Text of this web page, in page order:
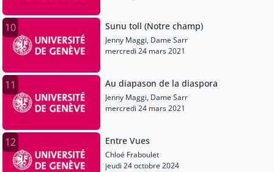
10 Sunu toll (Notre champ)
Jenny Maggi, Dame Sarr
mercredi 24 mars 2021
11 Au diapason de la diaspora
Jenny Maggi, Dame Sarr
mercredi 24 mars 2021
12 Entre Vues
Chloé Fraboulet
jeudi 24 octobre 2024